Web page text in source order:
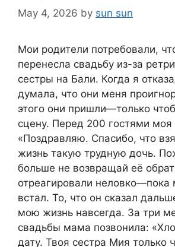
May 4, 2026 by sun sun
Мои родители потребовали,
перенесла свадьбу из-за
сестры на Бали. Когда я
думала, что они меня
этого они пришли—только
сцену. Перед 200 гостями
«Поздравляю. Спасибо, что
жизнь такую трудную дочь.
больше не возвращай её
отреагировали
встал. То, что он сказал
мою жизнь навсегда. За три
свадьбы мама позвонила:
дату. Твоя сестра Мия только